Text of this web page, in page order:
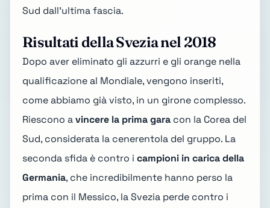
Sud dall'ultima fascia.
Risultati della Svezia nel 2018
Dopo aver eliminato gli azzurri e gli orange nella
qualificazione al Mondiale, vengono inseriti,
come abbiamo già visto, in un girone complesso.
Riescono avincere la prima gara con la Corea del
Sud, considerata la cenerentola del gruppo. La
seconda sfida è contro i campioni in carica della
Germania, che incredibilmente hanno perso la
prima con il Messico, la Svezia perde contro i